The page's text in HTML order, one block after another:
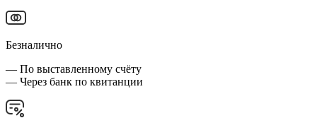
Безналично
— По выставленному счёту
— Через банк по квитанции